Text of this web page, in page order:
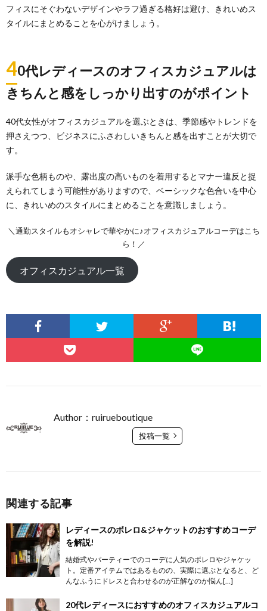
フィスにそぐわないデザインやラフ過ぎる格好は避け、きれいめス
タイルにまとめることを心がけましょう。
40代レディースのオフィスカジュアルは
きちんと感をしっかり出すのがポイント
40代女性がオフィスカジュアルを選ぶときは、季節感やトレンドを
押さえつつ、ビジネスにふさわしいきちんと感を出すことが大切で
す。
派手な色柄ものや、露出度の高いものを着用するとマナー違反と捉
えられてしまう可能性がありますので、ベーシックな色合いを中心
に、きれいめのスタイルにまとめることを意識しましょう。
＼通勤スタイルもオシャレで華やかに♪オフィスカジュアルコーデはこち
ら！／
オフィスカジュアル一覧
Author：ruirueboutique
投稿一覧
関連する記事
レディースのボレロ&ジャケットのおすすめコーデ
を解説!
結婚式やパーティーでのコーデに人気のボレロやジャケッ
ト。定番アイテムではあるものの、実際に選ぶとなると、ど
んなふうにドレスと合わせるのが正解なのか悩ん[…]
20代レディースにおすすめのオフィスカジュアルコ